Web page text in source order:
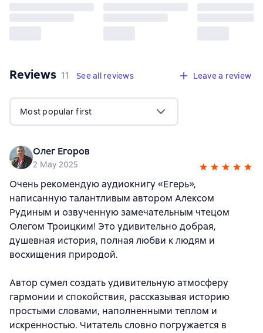
Reviews 11 reviews
11 See all reviews Leave a review
Most popular first
Олег Егоров
2 May 2025
Очень рекомендую аудиокнигу «Егерь»,
написанную талантливым автором Алексом
Рудиным и озвученную замечательным чтецом
Олегом Троицким! Это удивительно добрая,
душевная история, полная любви к людям и
восхищения природой.
Автор сумел создать удивительную атмосферу
гармонии и спокойствия, рассказывая историю
простыми словами, наполненными теплом и
искренностью. Читатель словно погружается в